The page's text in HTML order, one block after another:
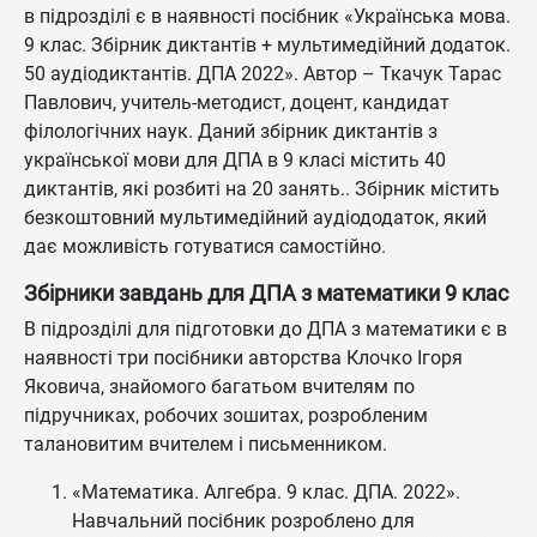
в підрозділі є в наявності посібник «Українська мова.
9 клас. Збірник диктантів + мультимедійний додаток.
50 аудіодиктантів. ДПА 2022». Автор – Ткачук Тарас
Павлович, учитель-методист, доцент, кандидат
філологічних наук. Даний збірник диктантів з
української мови для ДПА в 9 класі містить 40
диктантів, які розбиті на 20 занять.. Збірник містить
безкоштовний мультимедійний аудіододаток, який
дає можливість готуватися самостійно.
Збірники завдань для ДПА з математики 9 клас
В підрозділі для підготовки до ДПА з математики є в
наявності три посібники авторства Клочко Ігоря
Яковича, знайомого багатьом вчителям по
підручниках, робочих зошитах, розробленим
талановитим вчителем і письменником.
«Математика. Алгебра. 9 клас. ДПА. 2022».
Навчальний посібник розроблено для